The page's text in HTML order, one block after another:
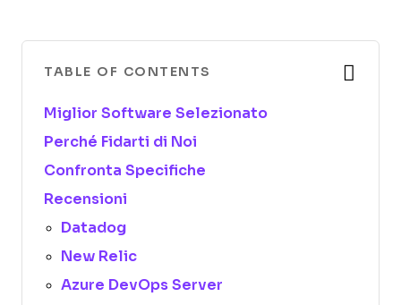
TABLE OF CONTENTS
Miglior Software Selezionato
Perché Fidarti di Noi
Confronta Specifiche
Recensioni
Datadog
New Relic
Azure DevOps Server